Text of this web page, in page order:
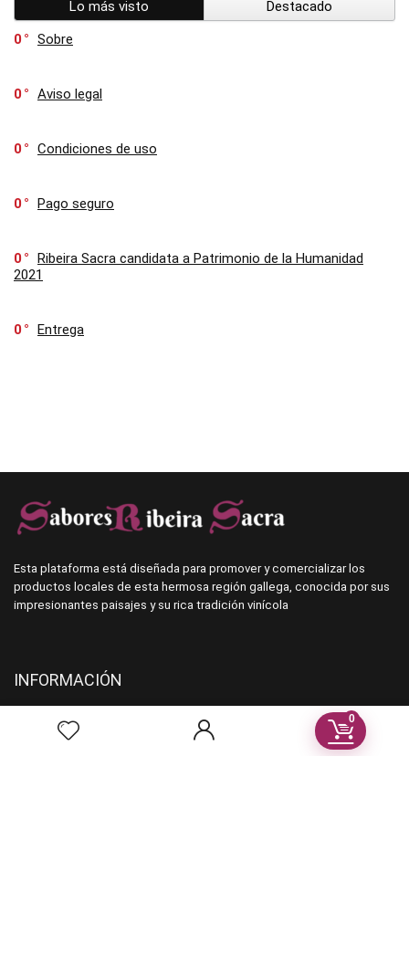
0
Lo más visto
Destacado
0
Sobre
0 Aviso legal
0 Condiciones de uso
0 Pago seguro
0
Ribeira Sacra candidata a Patrimonio de la Humanidad
2021
0 Entrega
Esta plataforma está diseñada para promover y comercializar los
productos locales de esta hermosa región gallega, conocida por sus
impresionantes paisajes y su rica tradición vinícola
INFORMACIÓN
Aviso Legal